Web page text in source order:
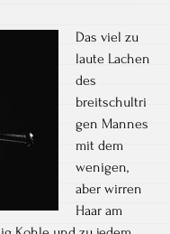
Das viel zu
laute Lachen
des
breitschultri
gen Mannes
mit dem
wenigen,
aber wirren
Haar am